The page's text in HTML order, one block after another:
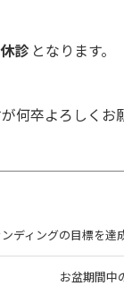
休診 となります
何卒よろしくお
ンディングの目標を達
お盆期間中